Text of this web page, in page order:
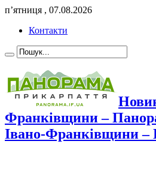
п’ятниця , 07.08.2026
Контакти
Франківщини –
Івано-Франківщини –